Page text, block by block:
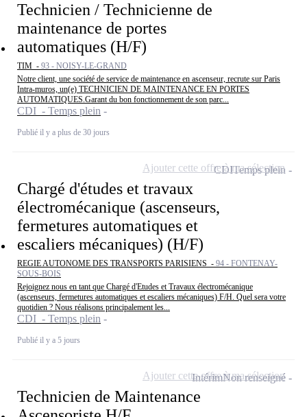
Technicien / Technicienne de
maintenance de portes
automatiques (H/F)
TIM - 93 - NOISY-LE-GRAND
Notre client, une société de service de maintenance en ascenseur, recrute sur Paris
Intra-muros, un(e) TECHNICIEN DE MAINTENANCE EN PORTES
AUTOMATIQUES.Garant du bon fonctionnement de son parc...
CDI - Temps plein
Publié il y a plus de 30 jours
Chargé d'études et travaux
électromécanique (ascenseurs,
fermetures automatiques et
escaliers mécaniques) (H/F)
REGIE AUTONOME DES TRANSPORTS PARISIENS - 94 - FONTENAY-
SOUS-BOIS
Rejoignez nous en tant que Chargé d'Etudes et Travaux électromécanique
(ascenseurs, fermetures automatiques et escaliers mécaniques) F/H. Quel sera votre
quotidien ? Nous réalisons principalement les...
CDI - Temps plein
Publié il y a 5 jours
CDITemps plein
Ajouter cette offre à ma sélection
Technicien de Maintenance
IntérimNon renseigné
Ajouter cette offre à ma sélection